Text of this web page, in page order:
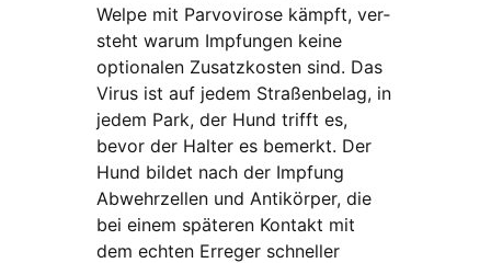
Wel­pe mit Par­vo­vi­ro­se kämpft, ver­
steht war­um Imp­fun­gen kei­ne
optio­na­len Zusatz­kos­ten sind. Das
Virus ist auf jedem Stra­ßen­be­lag, in
jedem Park, der Hund trifft es,
bevor der Hal­ter es bemerkt. Der
Hund bil­det nach der Imp­fung
Abwehr­zel­len und Anti­kör­per, die
bei einem spä­te­ren Kon­takt mit
dem ech­ten Erre­ger schnel­ler